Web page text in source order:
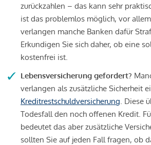
zurückzahlen – das kann sehr
ist das problemlos möglich, vor
verlangen manche Banken dafür
Erkundigen Sie sich daher, ob eine
kostenfrei ist.
Lebensversicherung gefordert?
verlangen als zusätzliche Sicherheit
Kreditrestschuldversicherung. Diese
Todesfall den noch offenen Kredit.
bedeutet das aber zusätzliche
sollten Sie auf jeden Fall fragen, ob